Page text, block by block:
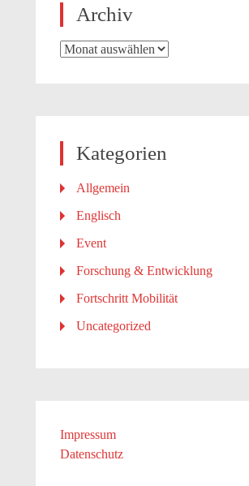
Archiv
Archiv
Kategorien
Allgemein
Englisch
Event
Forschung & Entwicklung
Fortschritt Mobilität
Uncategorized
Impressum
Datenschutz